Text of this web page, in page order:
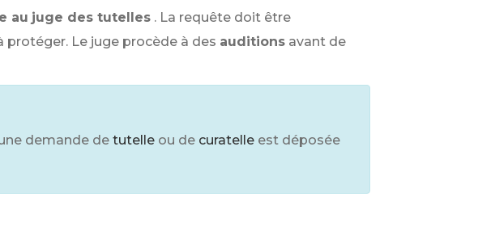
au juge des tutelles . La requête doit être
protéger. Le juge procède à des auditions avant de
demande de tutelle ou de curatelle est déposée